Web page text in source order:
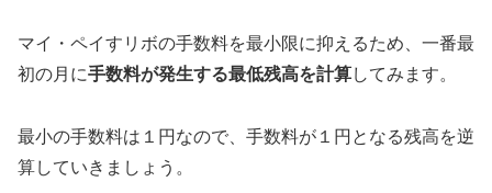
マイ・ペイすリボの手数料を最小限に抑えるため、一番最
初の月に手数料が発生する最低残高を計算してみます。
最小の手数料は１円なので、手数料が１円となる残高を逆
算していきましょう。